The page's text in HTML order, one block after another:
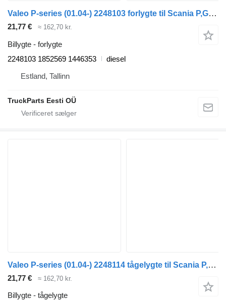
Valeo P-series (01.04-) 2248103 forlygte til Scania P,G,R,T-series (2004-2017) trækker
21,77 € ≈ 162,70 kr.
Billygte - forlygte
2248103 1852569 1446353
diesel
Estland, Tallinn
TruckParts Eesti OÜ
Valeo P-series (01.04-) 2248114 tågelygte til Scania P,G,R,T-series (2004-2017) trækker
21,77 € ≈ 162,70 kr.
Billygte - tågelygte